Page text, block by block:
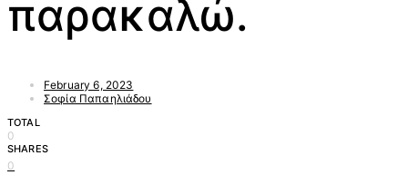
παρακαλώ.
February 6, 2023
Σοφία Παπαηλιάδου
TOTAL
0
SHARES
0